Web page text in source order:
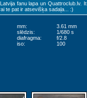
fanu lapa un Quattroclub.lv. It
te pat ir atsevišķa sadaļa... :)
mm:
3.61 mm
slēdzis:
1/680 s
diafragma:
f/2.8
iso:
100